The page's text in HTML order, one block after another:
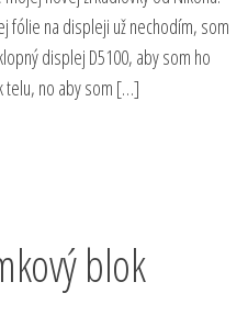
fólie na displeji už nechodím, som
displej D5100, aby som ho
telu, no aby som […]
blok